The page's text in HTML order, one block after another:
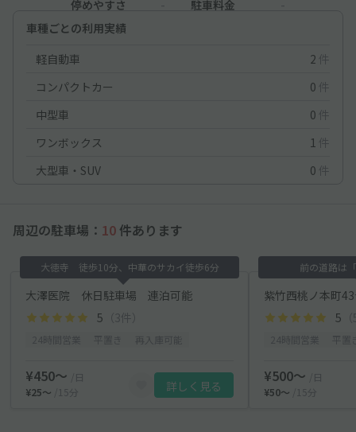
停めやすさ
駐車料金
車種ごとの利用実績
軽自動車
2 件
コンパクトカー
0 件
中型車
0 件
ワンボックス
1 件
大型車・SUV
0 件
周辺の駐車場： 10 件あります
大徳寺 徒歩10分、中華のサカイ徒歩6分
大澤医院 休日駐車場 連泊可能
5 （3件）
¥450〜
/日
¥25〜
/15分 詳しく見る
前の道路は
紫竹西桃ノ本町
5
¥500〜
/日
¥50〜
/15分